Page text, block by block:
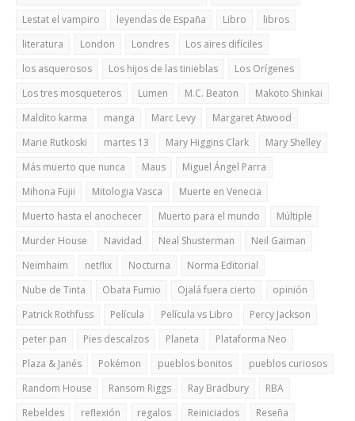
Lestat el vampiro
leyendas de España Libro
libros
literatura
London Londres
Los aires difíciles
los asquerosos
Los hijos de las tinieblas
Los Orígenes
Los tres mosqueteros
Lumen M.C. Beaton
Makoto Shinkai
Maldito karma
manga Marc Levy
Margaret Atwood
Marie Rutkoski
martes 13 Mary Higgins Clark
Mary Shelley
Más muerto que nunca
Maus
Miguel Ángel Parra
Mihona Fujii
Mitologia Vasca
Muerte en Venecia
Muerto hasta el anochecer
Muerto para el mundo
Múltiple
Murder House
Navidad Neal Shusterman
Neil Gaiman
Neimhaim
netflix Nocturna
Norma Editorial
Nube de Tinta
Obata Fumio Ojalá fuera cierto
opinión
Patrick Rothfuss
Película Película vs Libro
Percy Jackson
peter pan
Pies descalzos Planeta
Plataforma Neo
Plaza & Janés
Pokémon pueblos bonitos
pueblos curiosos
Random House
Ransom Riggs Ray Bradbury
RBA
Rebeldes
reflexión regalos Reiniciados
Reseña